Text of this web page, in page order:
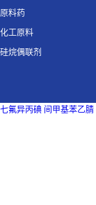
原料药
化工原料
硅烷偶联剂
七氟异丙碘 间甲基苯乙腈